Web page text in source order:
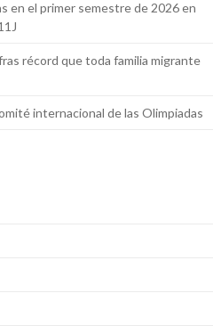
en el primer semestre de 2026 en
récord que toda familia migrante
internacional de las Olimpiadas